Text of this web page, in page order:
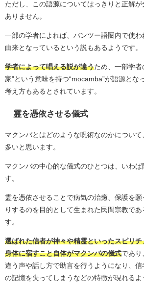
ただし、この語源についてはっきりと正解
ありません。
一部の学者によれば、バンツー語圏内で使
由来となっているという説もあるようです。
学者によって唱える説が違うため、一部学者
家”という意味を持つ“mocamba”が語源とな
考え方もあるとされています。
霊を憑依させる儀式
マクンバとはどのような呪術なのかについ
多いと思います。
マクンバの中心的な儀式のひとつは、いわ
す。
霊を憑依させることで病気の治癒、保護を
りするのを目的として生まれた民間宗教であ
す。
選ばれた信者が神々や精霊といったスピリ
身体に宿すこと自体がマクンバの儀式であり
違う声や話し方で助言を行うようになり、信
の記憶を失ってしまうなどの特徴が現れるよ